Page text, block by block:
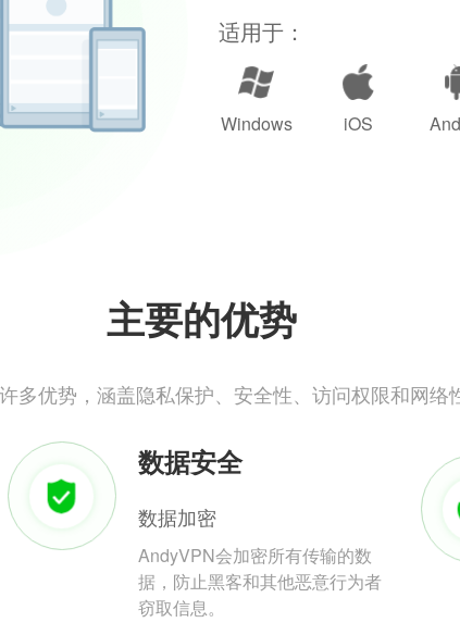
适用于：
Windows iOS
主要的优势
多优势，涵盖隐私保护、安全性、访问权限和网络
数据安全
数据加密
AndyVPN会加密所有传输的数
据，防止黑客和其他恶意行为者
窃取信息。